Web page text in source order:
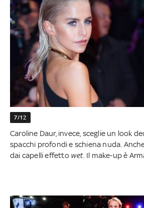
7/12
Caroline Daur, invece, sceglie un look
spacchi profondi e schiena nuda.
dai capelli effetto wet. Il make-up è